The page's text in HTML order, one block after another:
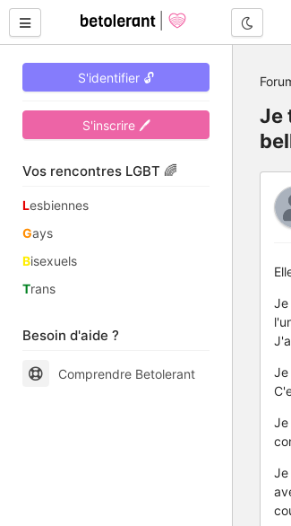
S'identifier 🔓
S'inscrire 🖊
Vos rencontres LGBT 🌈
Lesbiennes
Gays
Bisexuels
Trans
Besoin d'aide ?
Comprendre Betolerant
Je
Je
Je
Je
Je